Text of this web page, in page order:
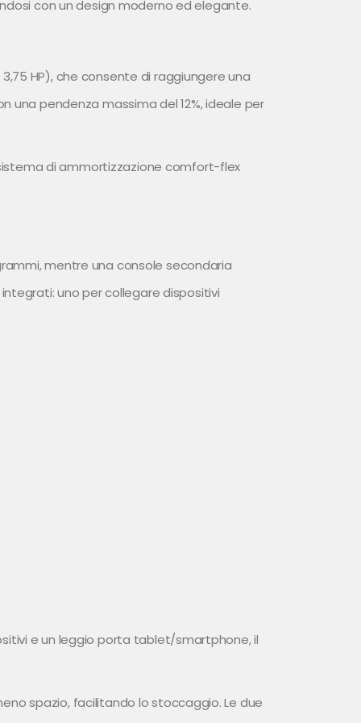
con un design moderno ed elegante.
HP), che consente di raggiungere una
una pendenza massima del 12%, ideale per
di ammortizzazione comfort-flex
mentre una console secondaria
uno per collegare dispositivi
e un leggio porta tablet/smartphone, il
spazio, facilitando lo stoccaggio. Le due